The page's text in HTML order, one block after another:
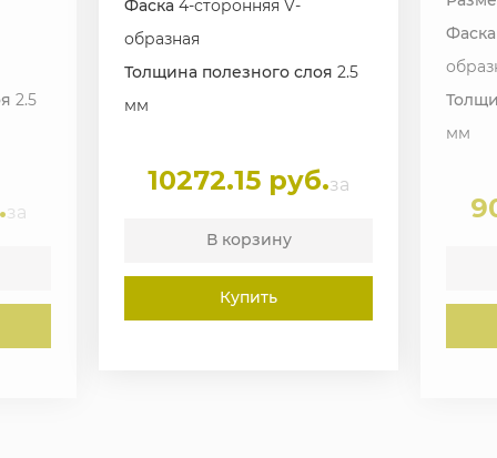
2.5
за
Фаска 4-сторонняя V-
образная
Толщина полезного слоя 2.5
мм
10272.15 руб.за
В корзину
Купить
мм